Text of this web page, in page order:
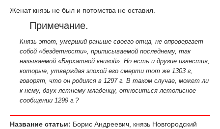
Женат князь не был и потомства не оставил.
Примечание.
Князь этот, умерший раньше своего отца, не опровергает
собой «бездетности», приписываемой последнему, так
называемой «Бархатной книгой». Но есть и другие известия,
которые, утверждая эпохой его смерти тот же 1303 г,
говорят, что он родился в 1297 г. В таком случае, может ли
к нему, двух-летнему младенцу, относиться летописное
сообщении 1299 г.?
Название статьи: Борис Андреевич, князь Новгородский